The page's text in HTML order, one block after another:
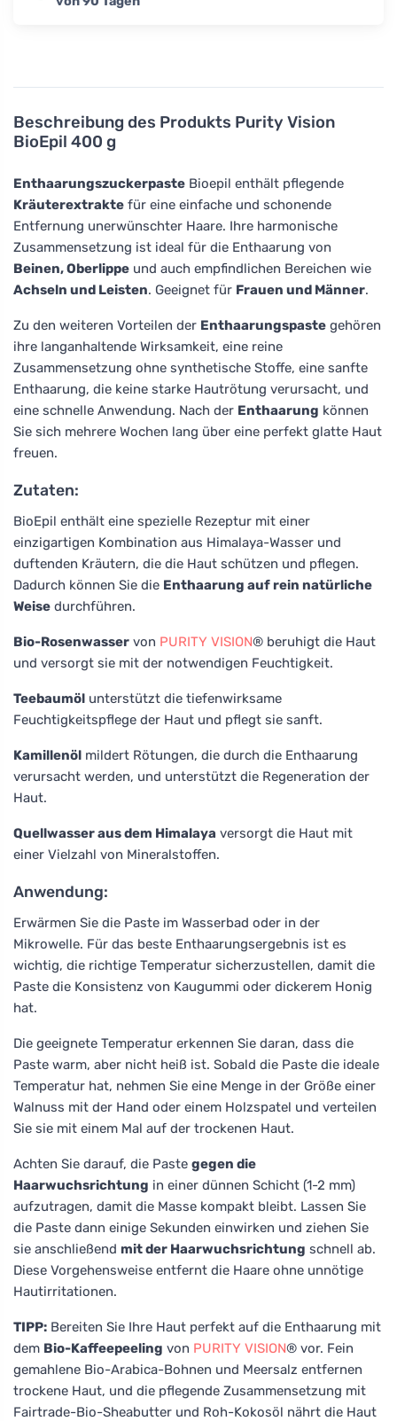
Beschreibung des Produkts Purity Vision
BioEpil 400 g
Enthaarungszuckerpaste Bioepil enthält pflegende
Kräuterextrakte für eine einfache und schonende
Entfernung unerwünschter Haare. Ihre harmonische
Zusammensetzung ist ideal für die Enthaarung von
Beinen, Oberlippe und auch empfindlichen Bereichen wie
Achseln und Leisten. Geeignet für Frauen und Männer.
Zu den weiteren Vorteilen der Enthaarungspaste gehören
ihre langanhaltende Wirksamkeit, eine reine
Zusammensetzung ohne synthetische Stoffe, eine sanfte
Enthaarung, die keine starke Hautrötung verursacht, und
eine schnelle Anwendung. Nach der Enthaarung können
Sie sich mehrere Wochen lang über eine perfekt glatte Haut
freuen.
Zutaten:
BioEpil enthält eine spezielle Rezeptur mit einer
einzigartigen Kombination aus Himalaya-Wasser und
duftenden Kräutern, die die Haut schützen und pflegen.
Dadurch können Sie die Enthaarung auf rein natürliche
Weise durchführen.
Bio-Rosenwasser von PURITY VISION® beruhigt die Haut
und versorgt sie mit der notwendigen Feuchtigkeit.
Teebaumöl unterstützt die tiefenwirksame
Feuchtigkeitspflege der Haut und pflegt sie sanft.
Kamillenöl mildert Rötungen, die durch die Enthaarung
verursacht werden, und unterstützt die Regeneration der
Haut.
Quellwasser aus dem Himalaya versorgt die Haut mit
einer Vielzahl von Mineralstoffen.
Anwendung:
Erwärmen Sie die Paste im Wasserbad oder in der
Mikrowelle. Für das beste Enthaarungsergebnis ist es
wichtig, die richtige Temperatur sicherzustellen, damit die
Paste die Konsistenz von Kaugummi oder dickerem Honig
hat.
Die geeignete Temperatur erkennen Sie daran, dass die
Paste warm, aber nicht heiß ist. Sobald die Paste die ideale
Temperatur hat, nehmen Sie eine Menge in der Größe einer
Walnuss mit der Hand oder einem Holzspatel und verteilen
Sie sie mit einem Mal auf der trockenen Haut.
Achten Sie darauf, die Paste gegen die
Haarwuchsrichtung in einer dünnen Schicht (1-2 mm)
aufzutragen, damit die Masse kompakt bleibt. Lassen Sie
die Paste dann einige Sekunden einwirken und ziehen Sie
sie anschließend mit der Haarwuchsrichtung schnell ab.
Diese Vorgehensweise entfernt die Haare ohne unnötige
Hautirritationen.
TIPP: Bereiten Sie Ihre Haut perfekt auf die Enthaarung mit
dem Bio-Kaffeepeeling von PURITY VISION® vor. Fein
gemahlene Bio-Arabica-Bohnen und Meersalz entfernen
trockene Haut, und die pflegende Zusammensetzung mit
Fairtrade-Bio-Sheabutter und Roh-Kokosöl nährt die Haut